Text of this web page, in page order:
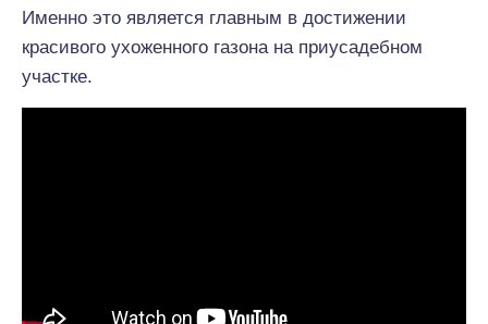
Именно это является главным в достижении
красивого ухоженного газона на приусадебном
участке.